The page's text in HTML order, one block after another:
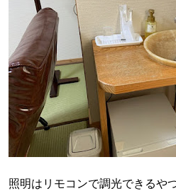
照明はリモコンで調光できるや